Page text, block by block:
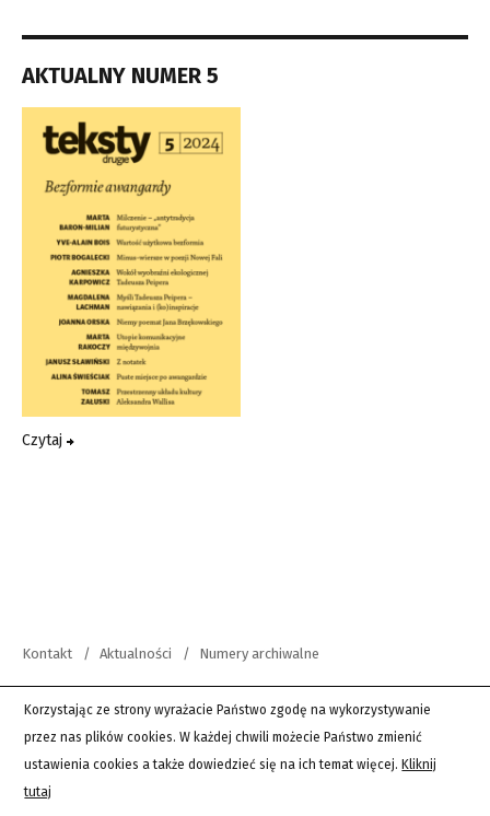
AKTUALNY NUMER 5
Czytaj
Kontakt Aktualności Numery archiwalne
copyright 2012-2026 Wszystkie prawa zastrzeżone | Teksty Drugie
PingSoft
Wordpress Twenty Sixteen
Korzystając ze strony wyrażacie Państwo zgodę na wykorzystywanie
przez nas plików cookies. W każdej chwili możecie Państwo zmienić
ustawienia cookies a także dowiedzieć się na ich temat więcej. Kliknij
tutaj